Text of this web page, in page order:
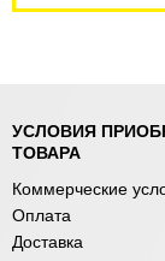
УСЛОВИЯ
ТОВАРА
Коммерческие
Оплата
Доставка